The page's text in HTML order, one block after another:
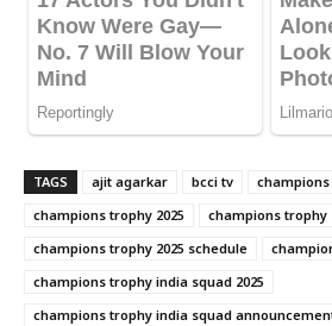
TAGS ajit agarkar bcci tv
champions trophy 2025
champions trophy
champions trophy 2025 schedule
champions trophy india squad 2025
champions trophy india squad